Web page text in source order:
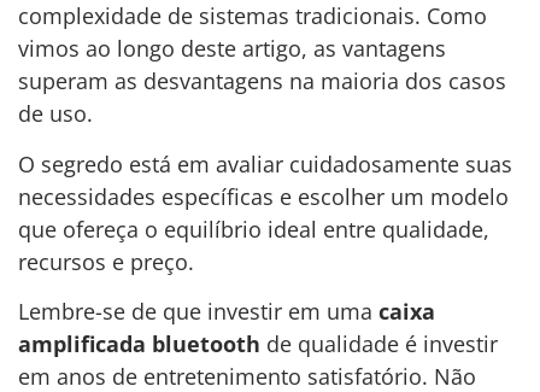
complexidade de sistemas tradicionais. Como
vimos ao longo deste artigo, as vantagens
superam as desvantagens na maioria dos casos
de uso.
O segredo está em avaliar cuidadosamente suas
necessidades específicas e escolher um modelo
que ofereça o equilíbrio ideal entre qualidade,
recursos e preço.
Lembre-se de que investir em uma caixa
amplificada bluetooth de qualidade é investir
em anos de entretenimento satisfatório. Não